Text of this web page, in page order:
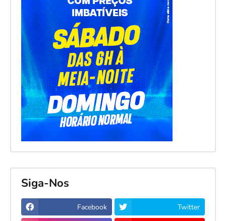
Siga-Nos
Facebook Twitter